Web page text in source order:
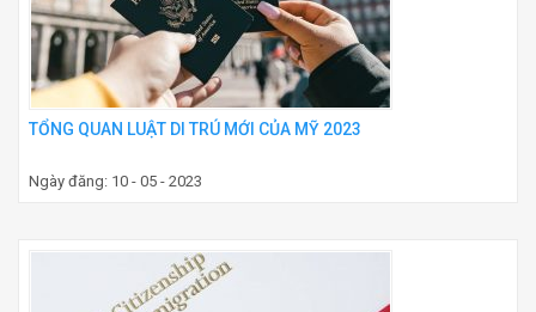
TỔNG QUAN LUẬT DI TRÚ MỚI CỦA MỸ 2023
Ngày đăng: 10 - 05 - 2023